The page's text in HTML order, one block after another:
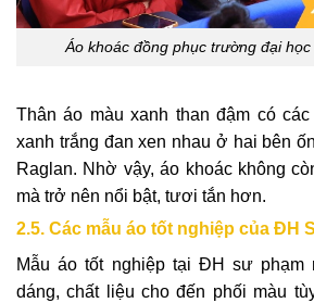
Áo khoác đồng phục trường đại
Thân áo màu xanh than đậm có
xanh trắng đan xen nhau ở hai bên
Raglan. Nhờ vậy, áo khoác không
mà trở nên nổi bật, tươi tắn hơn.
2.5. Các mẫu áo tốt nghiệp của ĐH
Mẫu áo tốt nghiệp tại ĐH sư phạm
dáng, chất liệu cho đến phối màu